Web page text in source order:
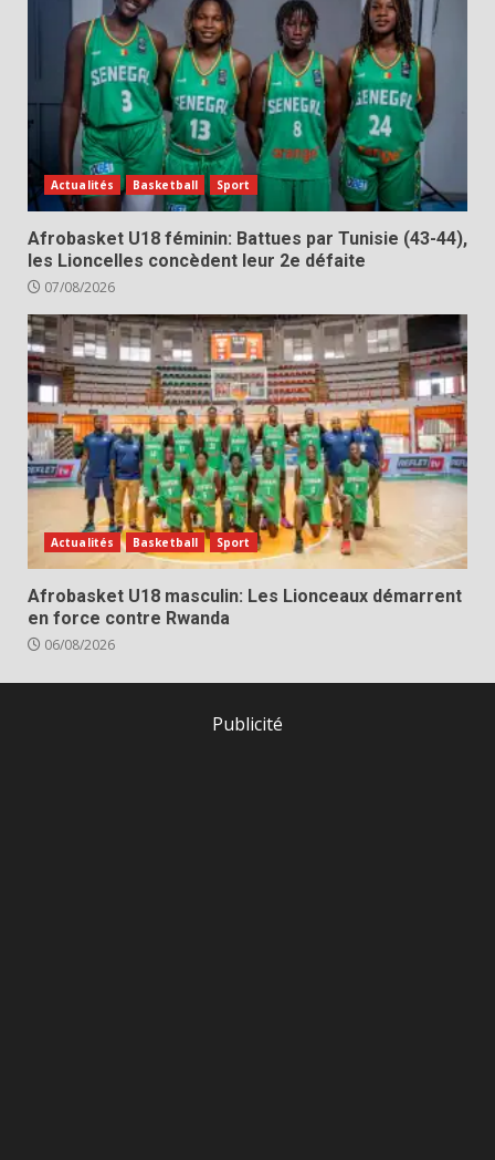
Actualités Basketball Sport
Afrobasket U18 féminin: Battues par Tunisie (43-44),
les Lioncelles concèdent leur 2e défaite
07/08/2026
Actualités Basketball Sport
Afrobasket U18 masculin: Les Lionceaux démarrent
en force contre Rwanda
06/08/2026
Publicité